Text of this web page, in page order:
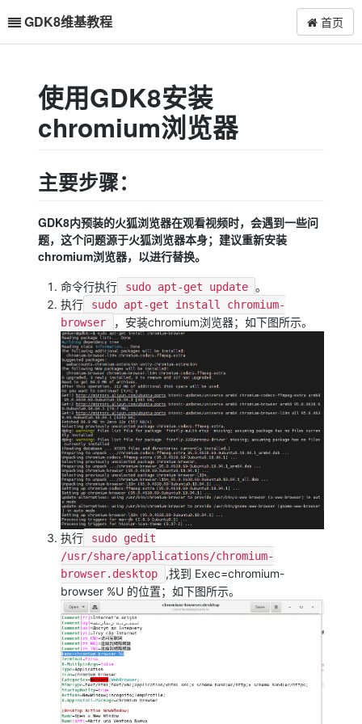
GDK8维基教程 首页
使用GDK8安装
chromium浏览器
主要步骤：
GDK8内预装的火狐浏览器在观看视频时，会遇到一些问
题，这个问题源于火狐浏览器本身；建议重新安装
chromium浏览器，以进行替换。
命令行执行 sudo apt-get update 。
执行
sudo apt-get install chromium-
browser
，安装chromium浏览器；如下图所示。
执行
sudo gedit
/usr/share/applications/chromium-
browser.desktop
,找到 Exec=chromium-
browser %U 的位置；如下图所示。